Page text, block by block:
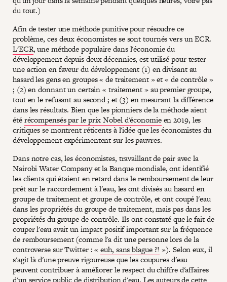
du tout.)
Afin de tester une méthode punitive pour résoudre ce
problème, ces deux économistes se sont tournés vers un ECR.
L'ECR, une méthode populaire dans l'économie du
développement depuis deux décennies, est utilisé pour tester
une action en faveur du développement (1) en divisant au
hasard les gens en groupes « de traitement » et « de contrôle »
; (2) en donnant un certain « traitement » au premier groupe,
tout en le refusant au second ; et (3) en mesurant la différence
dans les résultats. Bien que les pionniers de la méthode aient
étérécompensés par le prix Nobel d'économieen 2019, les
critiques se montrent réticents à l'idée que les économistes du
développement expérimentent sur les pauvres.
Dans notre cas, les économistes, travaillant de pair avec la
Nairobi Water Company et la Banque mondiale, ont identifié
les clients qui étaient en retard dans le remboursement de leur
prêt sur le raccordement à l'eau, les ont divisés au hasard en
groupe de traitement et groupe de contrôle, et ont coupé l'eau
dans les propriétés du groupe de traitement, mais pas dans les
propriétés du groupe de contrôle. Ils ont constaté que le fait de
couper l'eau avait un impact positif important sur la fréquence
de remboursement (comme l'a dit une personne lors de la
controverse sur Twitter : «euh, sans blague ?! »). Selon eux, il
s'agit là d'une preuve rigoureuse que les coupures d'eau
peuvent contribuer à améliorer le respect du chiffre d'affaires
d'un service public de distribution d'eau. Les auteurs de cette